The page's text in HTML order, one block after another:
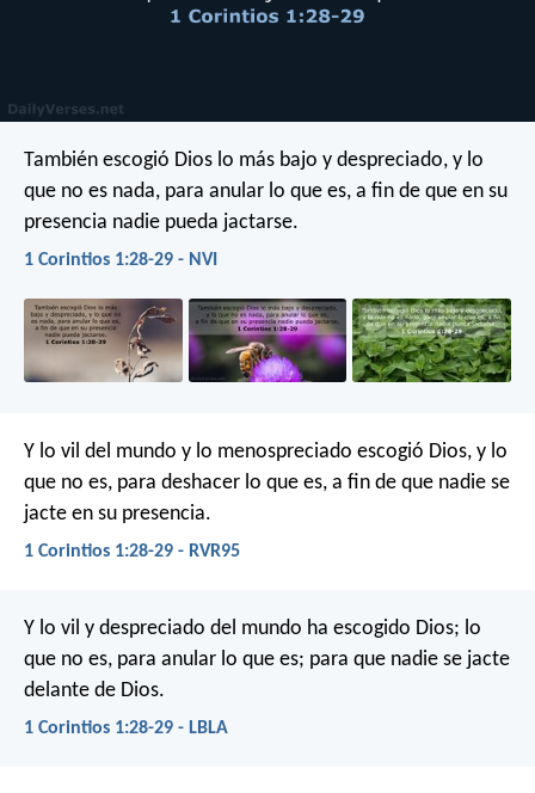
También escogió Dios lo más bajo y despreciado, y lo
que no es nada, para anular lo que es, a fin de que en su
presencia nadie pueda jactarse.
1 Corintios 1:28-29 - NVI
Y lo vil del mundo y lo menospreciado escogió Dios, y lo
que no es, para deshacer lo que es, a fin de que nadie se
jacte en su presencia.
1 Corintios 1:28-29 - RVR95
Y lo vil y despreciado del mundo ha escogido Dios; lo
que no es, para anular lo que es; para que nadie se jacte
delante de Dios.
1 Corintios 1:28-29 - LBLA